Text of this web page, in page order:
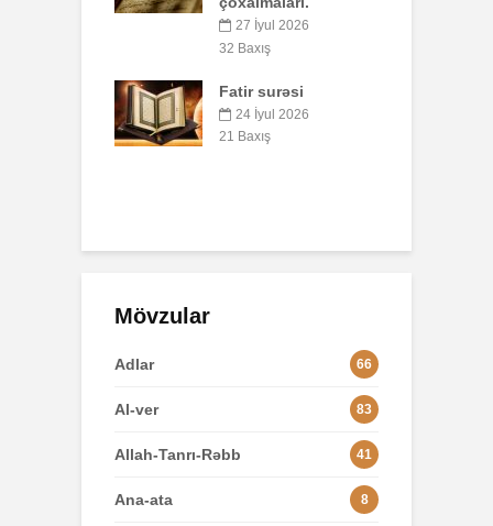
Faiz nədir?
7 İyul 2026
AŞURA BARƏDƏ
26 İyun 2026
Mövzular
Adlar 66
Al-ver 83
Allah-Tanrı-Rəbb 41
Ana-ata 8